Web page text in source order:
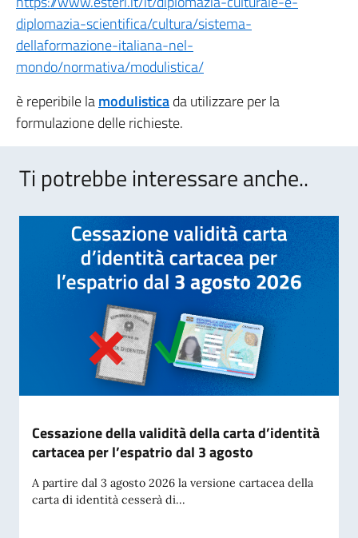
diplomazia-scientifica/cultura/sistema-
dellaformazione-italiana-nel-
mondo/normativa/modulistica/
è reperibile lamodulisticada utilizzare per la
formulazione delle richieste.
Ti potrebbe interessare anche..
Cessazione della validità della carta d’identità
cartacea per l’espatrio dal 3 agosto
A partire dal 3 agosto 2026 la versione cartacea della
carta di identità cesserà di...